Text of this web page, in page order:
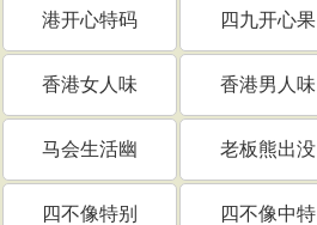
港开心特码 四九开心果
香港女人味 香港男人味
马会生活幽 老板熊出没
四不像特别 四不像中特